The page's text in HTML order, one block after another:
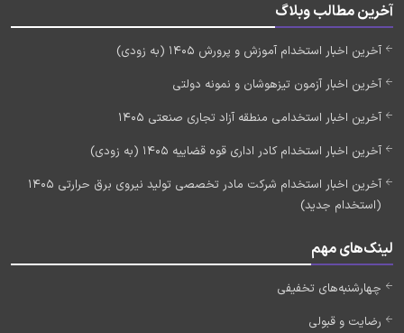
آخرین مطالب وبلاگ
آخرین اخبار استخدام آموزش و پرورش 1405 (به زودی)
آخرین اخبار آزمون تیزهوشان و نمونه دولتی
آخرین اخبار استخدامی منطقه آزاد تجاری صنعتی 1405
آخرین اخبار استخدام کادر اداری قوه قضاییه 1405 (به زودی)
آخرین اخبار استخدام شرکت مادر تخصصی تولید نیروی برق حرارتی 1405
(استخدام جدید)
لینک‌های مهم
چهارشنبه‌های تخفیفی
رضایت و قبولی